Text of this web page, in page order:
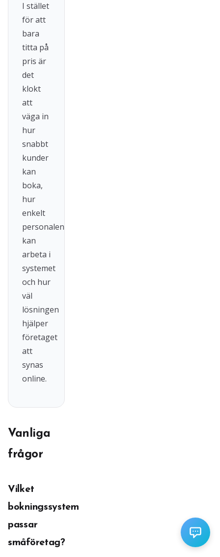
I stället
för att
bara
titta på
pris är
det
klokt
att
väga in
hur
snabbt
kunder
kan
boka,
hur
enkelt
personalen
kan
arbeta i
systemet
och hur
väl
lösningen
hjälper
företaget
att
synas
online.
Vanliga
frågor
Vilket
bokningssystem
passar
småföretag?